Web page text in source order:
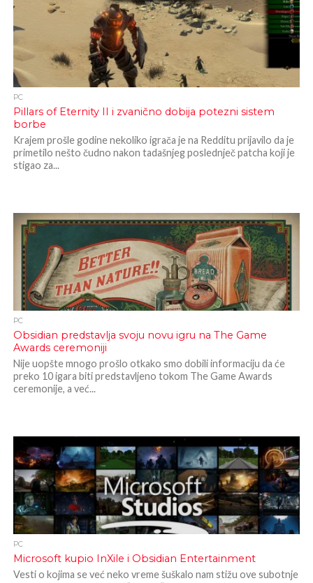
PC
Pillars of Eternity II i zvanično dobija potezni sistem
borbe
Krajem prošle godine nekoliko igrača je na Redditu prijavilo da je
primetilo nešto čudno nakon tadašnjeg poslednječ patcha koji je
stigao za...
PC
Obsidian predstavlja svoju novu igru na The Game
Awards ceremoniji
Nije uopšte mnogo prošlo otkako smo dobili informaciju da će
preko 10 igara biti predstavljeno tokom The Game Awards
ceremonije, a već...
PC
Microsoft kupio InXile i Obsidian Entertainment
Vesti o kojima se već neko vreme šuškalo nam stižu ove subotnje